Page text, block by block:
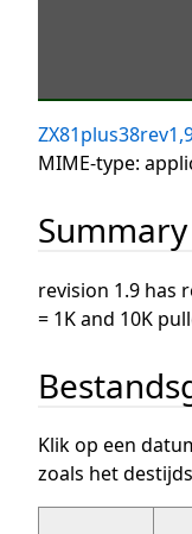
MIME-type:
Summary
revision 1.9 has
= 1K and 10K
Klik op een
zoals het